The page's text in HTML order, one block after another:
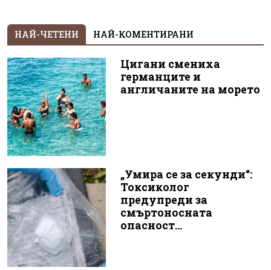
НАЙ-ЧЕТЕНИ НАЙ-КОМЕНТИРАНИ
Цигани смениха
германците и
англичаните на морето
„Умира се за секунди“:
Токсиколог
предупреди за
смъртоносната
опасност...